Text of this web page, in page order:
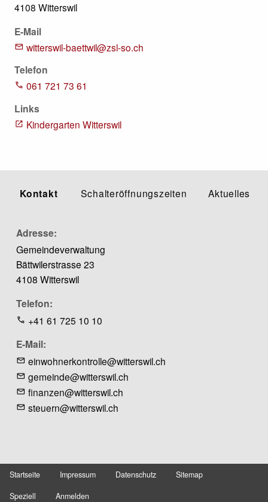
4108 Witterswil
E-Mail
witterswil-baettwil@zsl-so.ch
Telefon
061 721 73 61
Links
Kindergarten Witterswil
Kontakt Schalteröffnungszeiten Aktuelles
Adresse
Gemeindeverwaltung
Bättwilerstrasse 23
4108 Witterswil
Telefon
+41 61 725 10 10
E-Mail
einwohnerkontrolle@witterswil.ch
gemeinde@witterswil.ch
finanzen@witterswil.ch
steuern@witterswil.ch
Fusszeile
Startseite Impressum Datenschutz Sitemap
Benutzermenü
Speziell Anmelden